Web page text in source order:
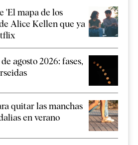
'El mapa de los
Alice Kellen que ya
agosto 2026: fases,
quitar las manchas
en verano